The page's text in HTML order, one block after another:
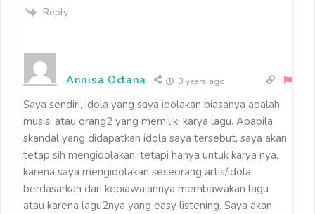
Reply
Annisa Octana 3 years ago
Saya sendiri, idola yang saya idolakan biasanya adalah
musisi atau orang2 yang memiliki karya lagu. Apabila
skandal yang didapatkan idola saya tersebut, saya akan
tetap sih mengidolakan, tetapi hanya untuk karya nya,
karena saya mengidolakan seseorang artis/idola
berdasarkan dari kepiawaiannya membawakan lagu
atau karena lagu2nya yang easy listening. Saya akan